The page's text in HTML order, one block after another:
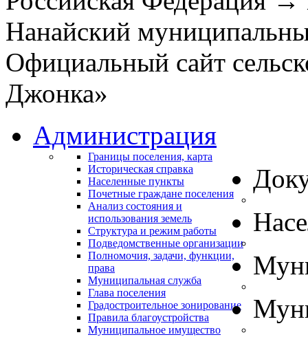
Нанайский
Официальный сайт
Джонка»
Администрация
Границы поселения, карта
Историческая справка
Населенные пункты
Почетные граждане поселения
Анализ состояния и
использования земель
Структура и режим работы
Подведомственные организации
Полномочия, задачи, функции,
права
Муниципальная служба
Глава поселения
Градостроительное зонирование
Правила благоустройства
Муниципальное имущество